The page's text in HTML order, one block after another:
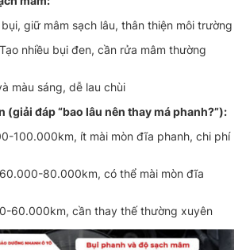
giữ mâm sạch lâu, thân thiện môi trường
Tạo nhiều bụi đen, cần rửa mâm thường
màu sáng, dễ lau chùi
(giải đáp “bao lâu nên thay má phanh?”):
100.000km, ít mài mòn đĩa phanh, chi phí
60.000-80.000km, có thể mài mòn đĩa
60.000km, cần thay thế thường xuyên